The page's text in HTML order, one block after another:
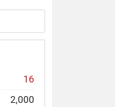
16
2,000